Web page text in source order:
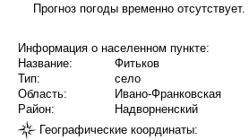
Прогноз погоды временно отсутствует.
Информация о населенном пункте:
Название:
Фитьков
Тип:
село
Область:
Ивано-Франковская
Район:
Надворненский
Географические координаты: